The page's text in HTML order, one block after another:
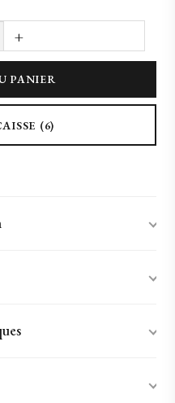
de 2023 Sarabanda (75cl)
+
PANIER
(6)